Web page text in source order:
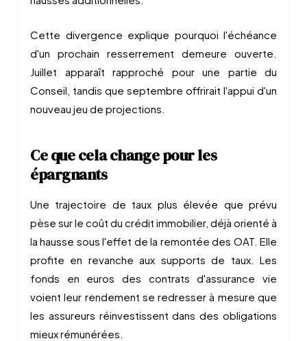
Cette divergence explique pourquoi l'échéance
d'un prochain resserrement demeure ouverte.
Juillet apparaît rapproché pour une partie du
Conseil, tandis que septembre offrirait l'appui d'un
nouveau jeu de projections.
Ce que cela change pour les
épargnants
Une trajectoire de taux plus élevée que prévu
pèse sur le coût du crédit immobilier, déjà orienté à
la hausse sous l'effet de la remontée des OAT. Elle
profite en revanche aux supports de taux. Les
fonds en euros des contrats d'assurance vie
voient leur rendement se redresser à mesure que
les assureurs réinvestissent dans des obligations
mieux rémunérées.